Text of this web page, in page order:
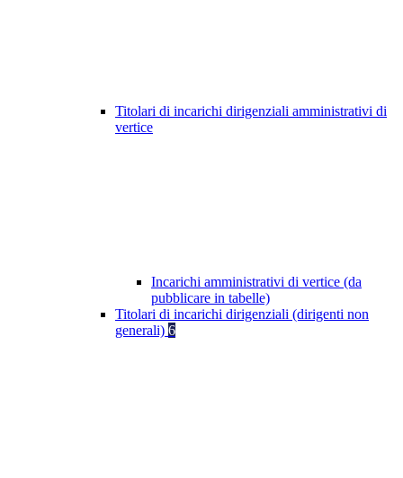
Titolari di incarichi dirigenziali amministrativi di
vertice
Incarichi amministrativi di vertice (da
pubblicare in tabelle)
Titolari di incarichi dirigenziali (dirigenti non
generali) 6